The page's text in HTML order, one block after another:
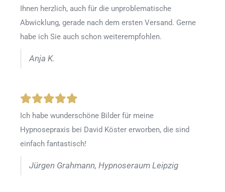
Ihnen herzlich, auch für die unproblematische
Abwicklung, gerade nach dem ersten Versand. Gerne
habe ich Sie auch schon weiterempfohlen.
Anja K.
Ich habe wunderschöne Bilder für meine
Hypnosepraxis bei David Köster erworben, die sind
einfach fantastisch!
Jürgen Grahmann, Hypnoseraum Leipzig